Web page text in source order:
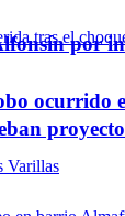
ocurrido
por